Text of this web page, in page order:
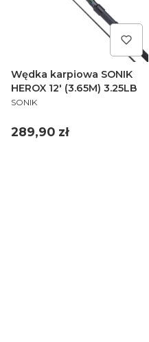
Wędka karpiowa SONIK
HEROX 12' (3.65M) 3.25LB
PRODUCENT
SONIK
Cena
289,90 zł